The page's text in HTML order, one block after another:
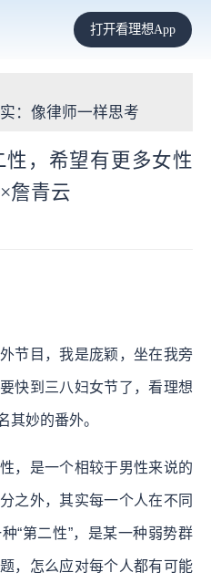
打开看理想App
：像律师一样思考
，希望有更多女性
詹青云
节目，我是庞颖，坐在我旁
快到三八妇女节了，看理想
其妙的番外。
，是一个相较于男性来说的
之外，其实每一个人在不同
“第二性”，是某一种弱势群
，怎么应对每个人都有可能